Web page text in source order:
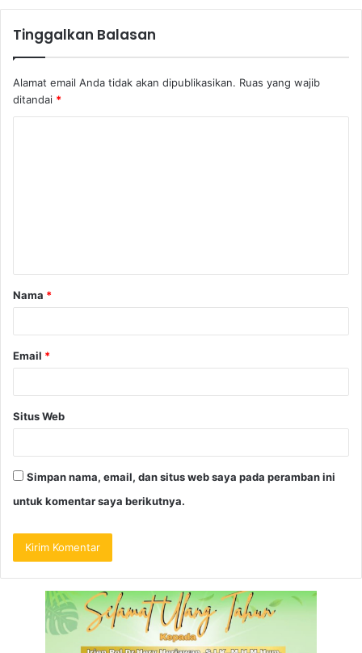
Tinggalkan Balasan
Alamat email Anda tidak akan dipublikasikan. Ruas yang wajib
ditandai *
Nama *
Email *
Situs Web
Simpan nama, email, dan situs web saya pada peramban ini
untuk komentar saya berikutnya.